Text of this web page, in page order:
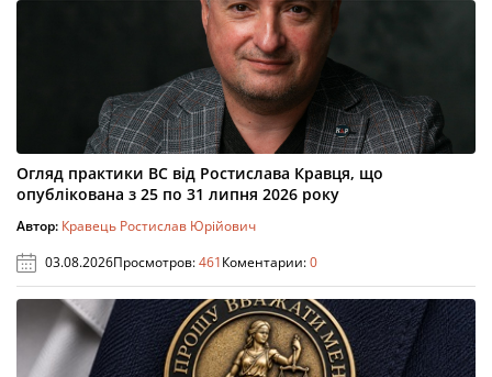
Огляд практики ВС від Ростислава Кравця, що
опублікована з 25 по 31 липня 2026 року
Автор: Кравець Ростислав Юрійович
03.08.2026Просмотров:461Коментарии:0